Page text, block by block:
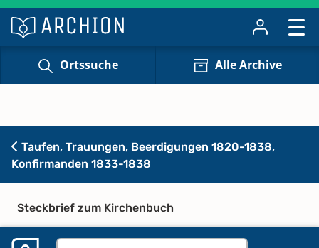
Ortssuche Alle Archive
Taufen, Trauungen, Beerdigungen 1820-1838,
Konfirmanden 1833-1838
Steckbrief zum Kirchenbuch